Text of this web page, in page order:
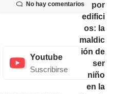
No hay comentarios
Youtube
Suscribirse